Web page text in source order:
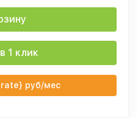
1 клик
руб/мес